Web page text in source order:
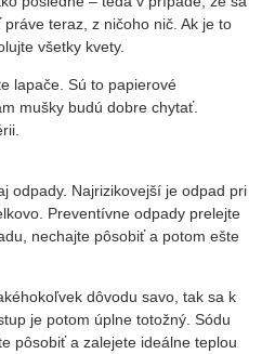
teraz, z ničoho nič. Ak je to
všetky kvety.
lapače. Sú to papierové
mušky budú dobre chytať.
odpady. Najrizikovejší je odpad pri
Preventívne odpady prelejte
nechajte pôsobiť a potom ešte
dôvodu savo, tak sa k
je potom úplne totožný. Sódu
pôsobiť a zalejete ideálne teplou